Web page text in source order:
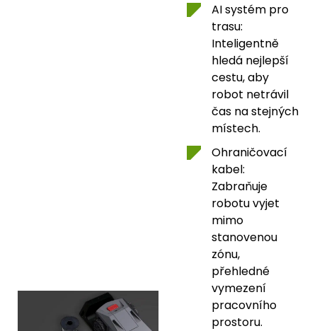
AI systém pro
trasu:
Inteligentně
hledá nejlepší
cestu, aby
robot netrávil
čas na stejných
místech.
Ohraničovací
kabel:
Zabraňuje
robotu vyjet
mimo
stanovenou
zónu,
přehledné
vymezení
pracovního
prostoru.